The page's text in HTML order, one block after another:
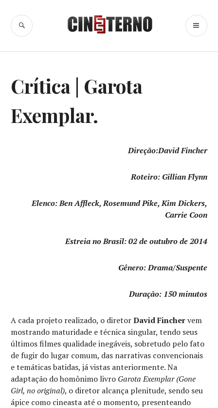
para
conteúdo
Cine Eterno
BUSCA
CRÍTICA
CINEMATOGRÁFICA
Crítica | Garota
Exemplar.
Direção:David Fincher
Roteiro: Gillian Flynn
Elenco: Ben Affleck, Rosemund Pike, Kim Dickers,
Carrie Coon
Estreia no Brasil: 02 de outubro de 2014
Gênero: Drama/Suspente
Duração: 150 minutos
A cada projeto realizado, o diretorDavid Finchervem
mostrando maturidade e técnica singular, tendo seus
últimos filmes qualidade inegáveis, sobretudo pelo fato
de fugir do lugar comum, das narrativas convencionais
e temáticas batidas, já vistas anteriormente. Na
adaptação do homônimo livro Garota Exemplar (Gone
Girl, no original), o diretor alcança plenitude, sendo seu
ápice como cineasta até o momento, presenteando